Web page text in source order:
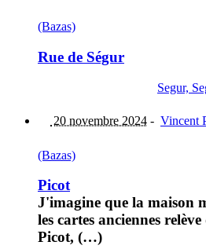
(Bazas)
Rue de Ségur
Segur,
20 novembre 2024 - Vincent
(Bazas)
Picot
J'imagine que la maison
les cartes anciennes
Picot, (…)